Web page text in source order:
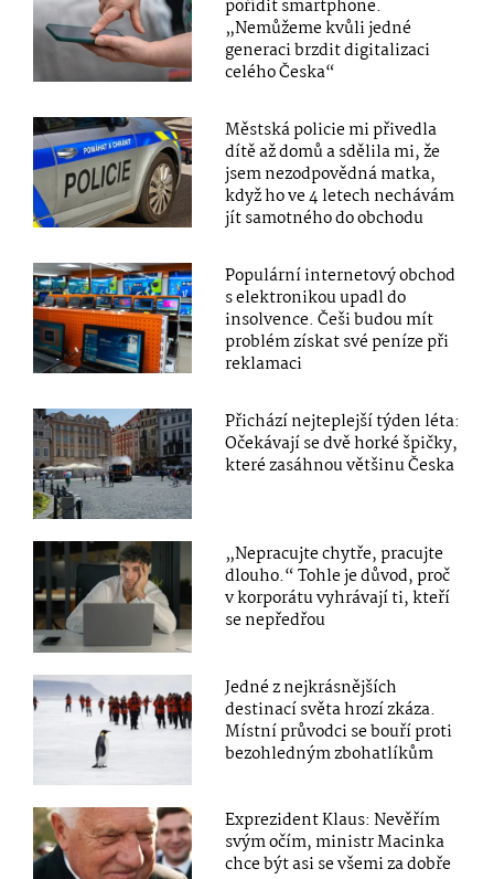
pořídit smartphone.
„Nemůžeme kvůli jedné
generaci brzdit digitalizaci
celého Česka“
Městská policie mi přivedla
dítě až domů a sdělila mi, že
jsem nezodpovědná matka,
když ho ve 4 letech nechávám
jít samotného do obchodu
Populární internetový obchod
s elektronikou upadl do
insolvence. Češi budou mít
problém získat své peníze při
reklamaci
Přichází nejteplejší týden léta:
Očekávají se dvě horké špičky,
které zasáhnou většinu Česka
„Nepracujte chytře, pracujte
dlouho.“ Tohle je důvod, proč
v korporátu vyhrávají ti, kteří
se nepředřou
Jedné z nejkrásnějších
destinací světa hrozí zkáza.
Místní průvodci se bouří proti
bezohledným zbohatlíkům
Exprezident Klaus: Nevěřím
svým očím, ministr Macinka
chce být asi se všemi za dobře